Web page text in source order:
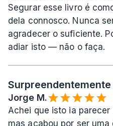
Segurar esse livro é
dela connosco. Nunca
agradecer o suficiente.
adiar isto — não o faça.
Jorge M.
Achei que isto ia
mas acabou por ser uma